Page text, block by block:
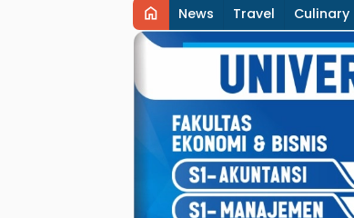
home News Travel Culinary